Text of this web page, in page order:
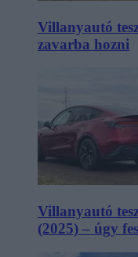
Villanyautó
zavarba hozni
Villanyautó
(2025) – úgy